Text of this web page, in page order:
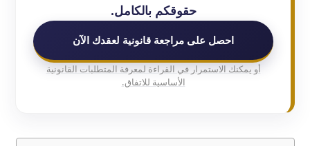
حقوقكم بالكامل.
احصل على مراجعة قانونية لعقدك الآن
أو يمكنك الاستمرار في القراءة لمعرفة المتطلبات القانونية
الأساسية للاتفاق.